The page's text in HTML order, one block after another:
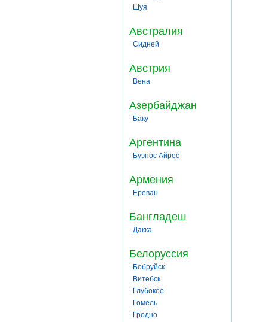
Шуя
Австралия
Сидней
Австрия
Вена
Азербайджан
Баку
Аргентина
Буэнос Айрес
Армения
Ереван
Бангладеш
Дакка
Белоруссия
Бобруйск
Витебск
Глубокое
Гомель
Гродно